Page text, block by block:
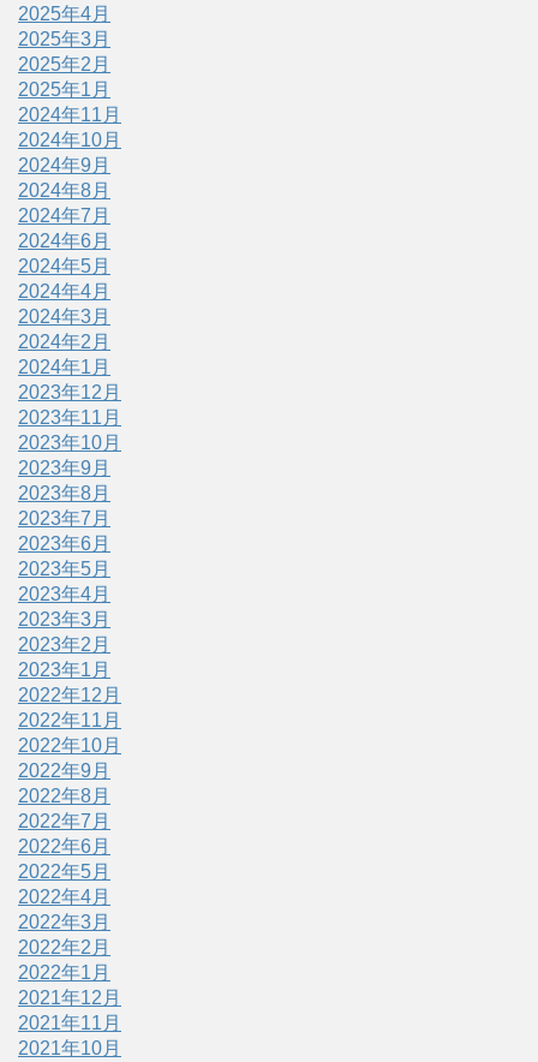
2025年4月
2025年3月
2025年2月
2025年1月
2024年11月
2024年10月
2024年9月
2024年8月
2024年7月
2024年6月
2024年5月
2024年4月
2024年3月
2024年2月
2024年1月
2023年12月
2023年11月
2023年10月
2023年9月
2023年8月
2023年7月
2023年6月
2023年5月
2023年4月
2023年3月
2023年2月
2023年1月
2022年12月
2022年11月
2022年10月
2022年9月
2022年8月
2022年7月
2022年6月
2022年5月
2022年4月
2022年3月
2022年2月
2022年1月
2021年12月
2021年11月
2021年10月